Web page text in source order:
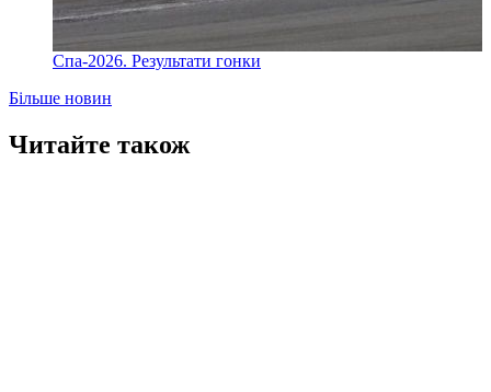
Спа-2026. Результати гонки
Більше новин
Читайте також